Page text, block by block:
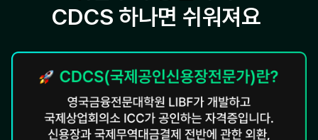
CDCS 하나면 쉬워져요